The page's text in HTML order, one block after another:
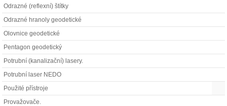
Odrazné (reflexní) štítky
Odrazné hranoly geodetické
Olovnice geodetické
Pentagon geodetický
Potrubní (kanalizační) lasery.
Potrubní laser NEDO
Použité přístroje
Provažovače.